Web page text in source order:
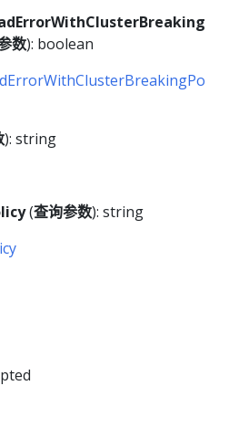
数): boolean
): string
(查询参数): string